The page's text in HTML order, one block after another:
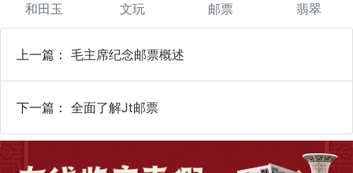
和田玉 文玩 邮票 翡翠
上一篇： 毛主席纪念邮票概述
下一篇： 全面了解Jt邮票